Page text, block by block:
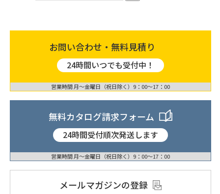
お問い合わせ・無料見積り
24時間いつでも受付中！
営業時間 月〜金曜日（祝日除く）9：00〜17：00
無料カタログ請求フォーム
24時間受付順次発送します
営業時間 月〜金曜日（祝日除く）9：00〜17：00
メールマガジンの登録